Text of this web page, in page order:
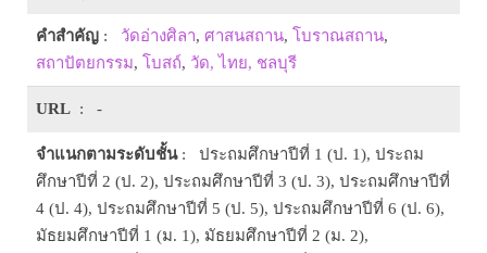
คำสำคัญ : วัดอ่างศิลา, ศาสนสถาน, โบราณสถาน,
สถาปัตยกรรม, โบสถ์, วัด, ไทย, ชลบุรี
URL : -
จำแนกตามระดับชั้น: ประถมศึกษาปีที่ 1 (ป. 1), ประถม
ศึกษาปีที่ 2 (ป. 2), ประถมศึกษาปีที่ 3 (ป. 3), ประถมศึกษาปีที่
4 (ป. 4), ประถมศึกษาปีที่ 5 (ป. 5), ประถมศึกษาปีที่ 6 (ป. 6),
มัธยมศึกษาปีที่ 1 (ม. 1), มัธยมศึกษาปีที่ 2 (ม. 2),